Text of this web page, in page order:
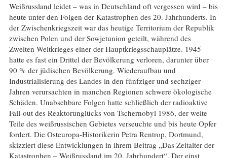
Weißrussland leidet – was in Deutschland oft vergessen wird – bis
heute unter den Folgen der Katastrophen des 20. Jahrhunderts. In
der Zwischenkriegszeit war das heutige Territorium der Republik
zwischen Polen und der Sowjetunion geteilt, während des
Zweiten Weltkrieges einer der Hauptkriegsschauplätze. 1945
hatte es fast ein Drittel der Bevölkerung verloren, darunter über
90 % der jüdischen Bevölkerung. Wiederaufbau und
Industrialisierung des Landes in den fünfziger und sechziger
Jahren verursachten in manchen Regionen schwere ökologische
Schäden. Unabsehbare Folgen hatte schließlich der radioaktive
Fall-out des Reaktorunglücks von Tschernobyl 1986, der weite
Teile des weißrussischen Gebietes verseuchte und bis heute Opfer
fordert. Die Osteuropa-Historikerin Petra Rentrop, Dortmund,
skizziert diese Entwicklungen in ihrem Beitrag „Das Zeitalter der
Katastrophen – Weißrussland im 20. Jahrhundert“. Der einst